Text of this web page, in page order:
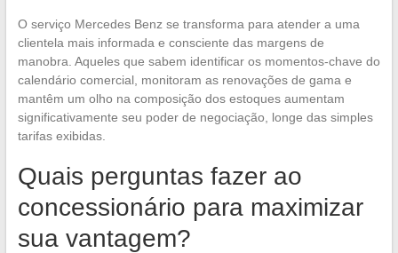
O serviço Mercedes Benz se transforma para atender a uma
clientela mais informada e consciente das margens de
manobra. Aqueles que sabem identificar os momentos-chave do
calendário comercial, monitoram as renovações de gama e
mantêm um olho na composição dos estoques aumentam
significativamente seu poder de negociação, longe das simples
tarifas exibidas.
Quais perguntas fazer ao
concessionário para maximizar
sua vantagem?